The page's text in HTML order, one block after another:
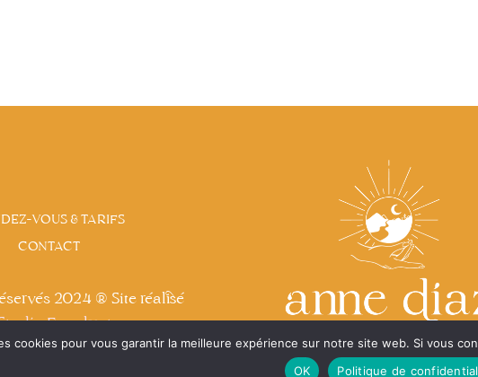
VOUS & TARIFS
CONTACT
2024 ® Site réalisé
Eucalyptus
cookies pour vous garantir la meilleure expérience sur notre site web. Si vous
OK
Politique de